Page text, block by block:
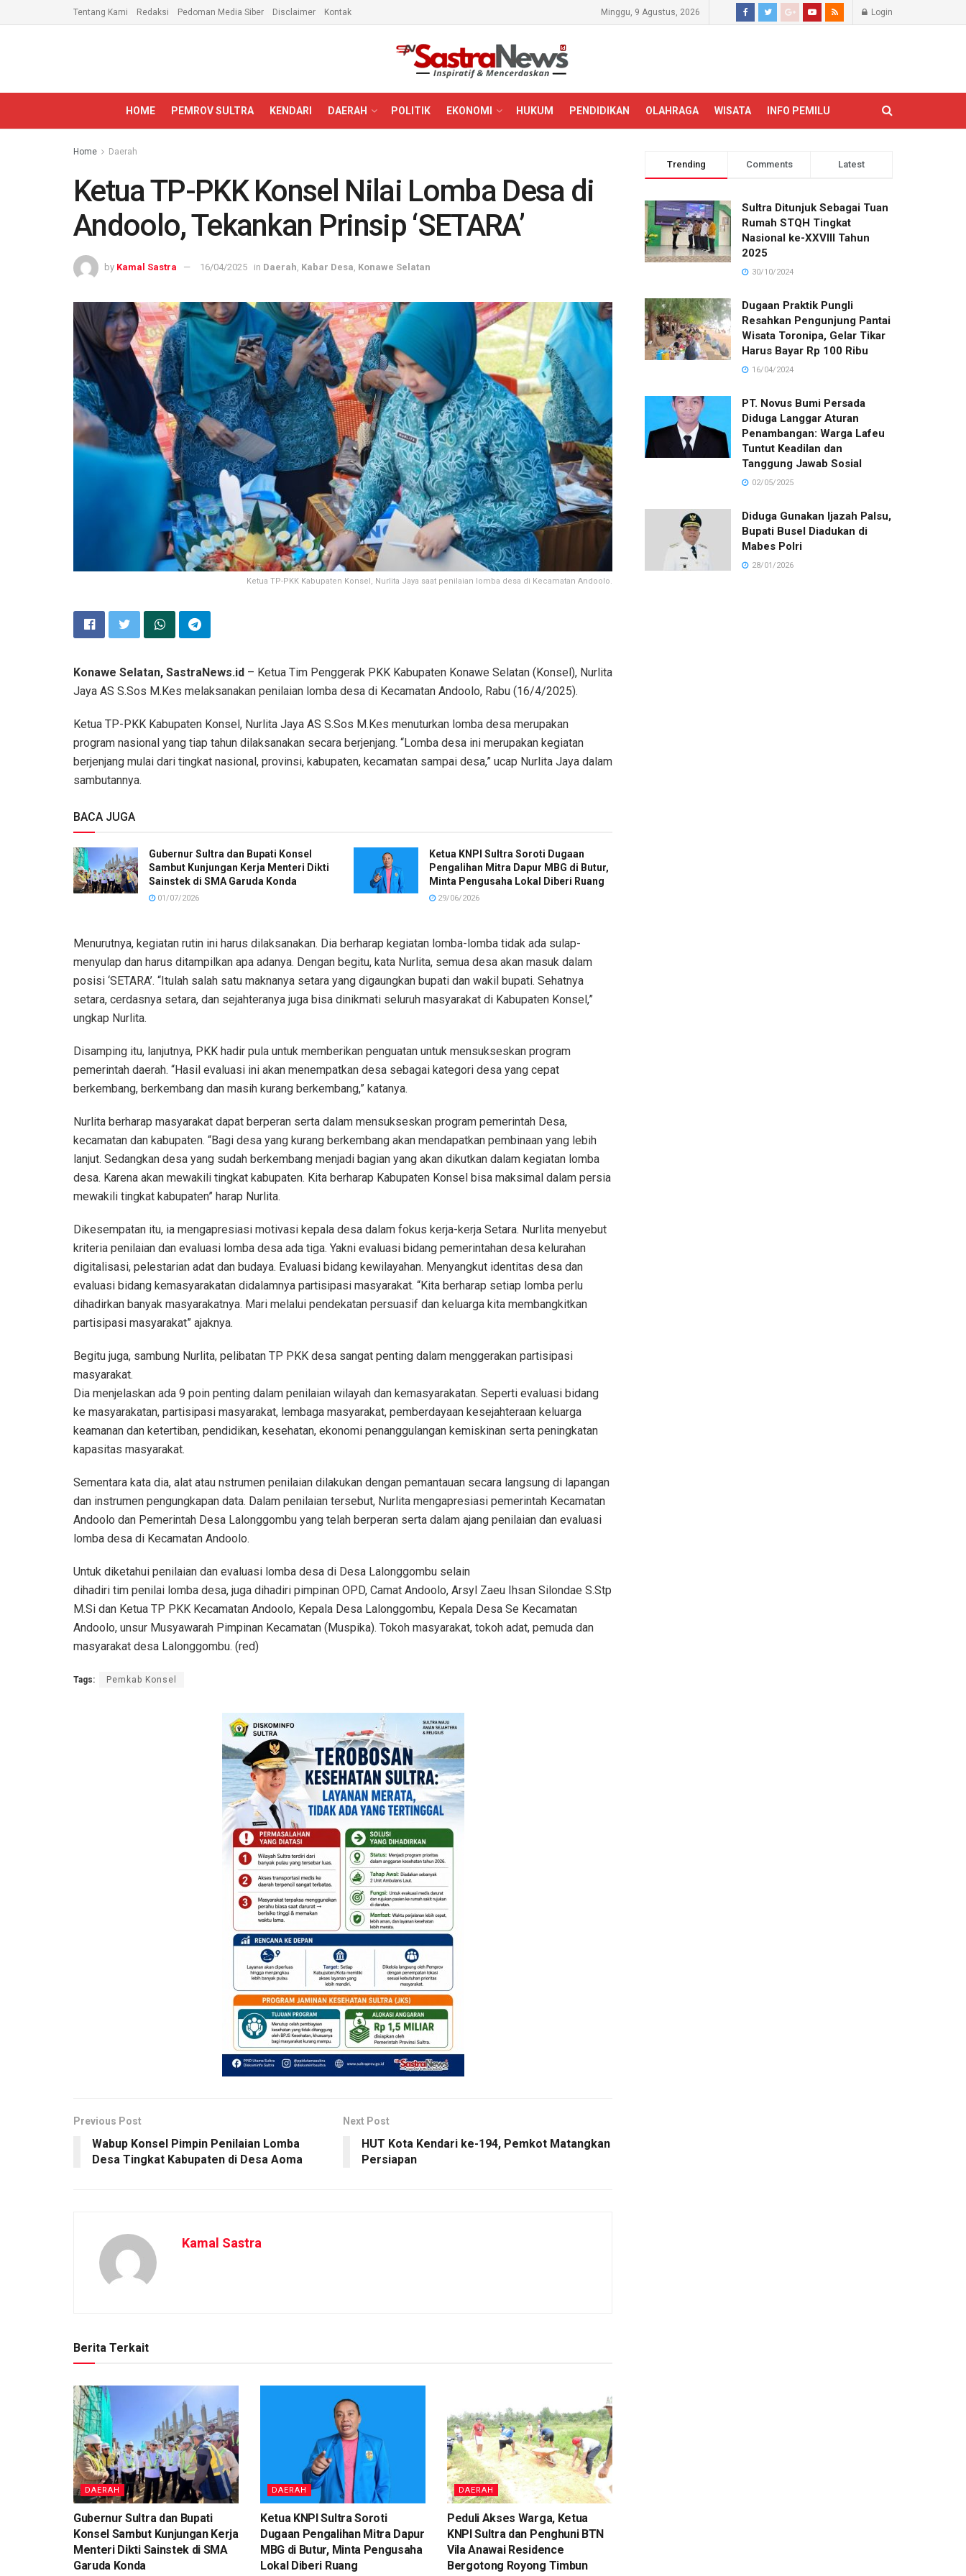
Tentang Kami Redaksi Pedoman Media Siber Disclaimer Kontak Minggu, 9 Agustus, 2026 Login
HOME PEMROV SULTRA KENDARI DAERAH POLITIK EKONOMI HUKUM PENDIDIKAN OLAHRAGA WISATA INFO PEMILU
Home Daerah
Ketua TP-PKK Konsel Nilai Lomba Desa di
Andoolo, Tekankan Prinsip ‘SETARA’
by Kamal Sastra 16/04/2025 in Daerah Kabar Desa Konawe Selatan
Ketua TP-PKK Kabupaten Konsel, Nurlita Jaya saat penilaian lomba desa di Kecamatan Andoolo.
Konawe Selatan, SastraNews.id – Ketua Tim Penggerak PKK Kabupaten Konawe Selatan (Konsel), Nurlita
Jaya AS S.Sos M.Kes melaksanakan penilaian lomba desa di Kecamatan Andoolo, Rabu (16/4/2025).
Ketua TP-PKK Kabupaten Konsel, Nurlita Jaya AS S.Sos M.Kes menuturkan lomba desa merupakan
program nasional yang tiap tahun dilaksanakan secara berjenjang. “Lomba desa ini merupakan kegiatan
berjenjang mulai dari tingkat nasional, provinsi, kabupaten, kecamatan sampai desa,” ucap Nurlita Jaya dalam
sambutannya.
BACA JUGA
Gubernur Sultra dan Bupati Konsel
Sambut Kunjungan Kerja Menteri Dikti
Sainstek di SMA Garuda Konda
01/07/2026
Ketua KNPI Sultra Soroti Dugaan
Pengalihan Mitra Dapur MBG di Butur,
Minta Pengusaha Lokal Diberi Ruang
29/06/2026
Menurutnya, kegiatan rutin ini harus dilaksanakan. Dia berharap kegiatan lomba-lomba tidak ada sulap-
menyulap dan harus ditampilkan apa adanya. Dengan begitu, kata Nurlita, semua desa akan masuk dalam
posisi ‘SETARA’. “Itulah salah satu maknanya setara yang digaungkan bupati dan wakil bupati. Sehatnya
setara, cerdasnya setara, dan sejahteranya juga bisa dinikmati seluruh masyarakat di Kabupaten Konsel,”
ungkap Nurlita.
Disamping itu, lanjutnya, PKK hadir pula untuk memberikan penguatan untuk mensukseskan program
pemerintah daerah. “Hasil evaluasi ini akan menempatkan desa sebagai kategori desa yang cepat
berkembang, berkembang dan masih kurang berkembang,” katanya.
Nurlita berharap masyarakat dapat berperan serta dalam mensukseskan program pemerintah Desa,
kecamatan dan kabupaten. “Bagi desa yang kurang berkembang akan mendapatkan pembinaan yang lebih
lanjut. Sedangkan desa yang sudah berkembang menjadi bagian yang akan dikutkan dalam kegiatan lomba
desa. Karena akan mewakili tingkat kabupaten. Kita berharap Kabupaten Konsel bisa maksimal dalam persia
mewakili tingkat kabupaten” harap Nurlita.
Dikesempatan itu, ia mengapresiasi motivasi kepala desa dalam fokus kerja-kerja Setara. Nurlita menyebut
kriteria penilaian dan evaluasi lomba desa ada tiga. Yakni evaluasi bidang pemerintahan desa kelurahan
digitalisasi, pelestarian adat dan budaya. Evaluasi bidang kewilayahan. Menyangkut identitas desa dan
evaluasi bidang kemasyarakatan didalamnya partisipasi masyarakat. “Kita berharap setiap lomba perlu
dihadirkan banyak masyarakatnya. Mari melalui pendekatan persuasif dan keluarga kita membangkitkan
partisipasi masyarakat” ajaknya.
Begitu juga, sambung Nurlita, pelibatan TP PKK desa sangat penting dalam menggerakan partisipasi
masyarakat.
Dia menjelaskan ada 9 poin penting dalam penilaian wilayah dan kemasyarakatan. Seperti evaluasi bidang
ke masyarakatan, partisipasi masyarakat, lembaga masyarakat, pemberdayaan kesejahteraan keluarga
keamanan dan ketertiban, pendidikan, kesehatan, ekonomi penanggulangan kemiskinan serta peningkatan
kapasitas masyarakat.
Sementara kata dia, alat atau nstrumen penilaian dilakukan dengan pemantauan secara langsung di lapangan
dan instrumen pengungkapan data. Dalam penilaian tersebut, Nurlita mengapresiasi pemerintah Kecamatan
Andoolo dan Pemerintah Desa Lalonggombu yang telah berperan serta dalam ajang penilaian dan evaluasi
lomba desa di Kecamatan Andoolo.
Untuk diketahui penilaian dan evaluasi lomba desa di Desa Lalonggombu selain
dihadiri tim penilai lomba desa, juga dihadiri pimpinan OPD, Camat Andoolo, Arsyl Zaeu Ihsan Silondae S.Stp
M.Si dan Ketua TP PKK Kecamatan Andoolo, Kepala Desa Lalonggombu, Kepala Desa Se Kecamatan
Andoolo, unsur Musyawarah Pimpinan Kecamatan (Muspika). Tokoh masyarakat, tokoh adat, pemuda dan
masyarakat desa Lalonggombu. (red)
Tags: Pemkab Konsel
Previous Post
Wabup Konsel Pimpin Penilaian Lomba
Desa Tingkat Kabupaten di Desa Aoma
Next Post
HUT Kota Kendari ke-194, Pemkot Matangkan
Persiapan
Kamal Sastra
Berita Terkait
DAERAH
Gubernur Sultra dan Bupati
Konsel Sambut Kunjungan Kerja
Menteri Dikti Sainstek di SMA
Garuda Konda
DAERAH
Ketua KNPI Sultra Soroti
Dugaan Pengalihan Mitra Dapur
MBG di Butur, Minta Pengusaha
Lokal Diberi Ruang
DAERAH
Peduli Akses Warga, Ketua
KNPI Sultra dan Penghuni BTN
Vila Anawai Residence
Bergotong Royong Timbun
Trending Comments Latest
Sultra Ditunjuk Sebagai Tuan
Rumah STQH Tingkat
Nasional ke-XXVIII Tahun
2025
30/10/2024
Dugaan Praktik Pungli
Resahkan Pengunjung Pantai
Wisata Toronipa, Gelar Tikar
Harus Bayar Rp 100 Ribu
16/04/2024
PT. Novus Bumi Persada
Diduga Langgar Aturan
Penambangan: Warga Lafeu
Tuntut Keadilan dan
Tanggung Jawab Sosial
02/05/2025
Diduga Gunakan Ijazah Palsu,
Bupati Busel Diadukan di
Mabes Polri
28/01/2026